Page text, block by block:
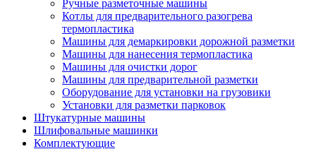
Ручные разметочные машины
Котлы для предварительного разогрева
термопластика
Машины для демаркировки дорожной разметки
Машины для нанесения термопластика
Машины для очистки дорог
Машины для предварительной разметки
Оборудование для установки на грузовики
Установки для разметки парковок
Штукатурные машины
Шлифовальные машинки
Комплектующие